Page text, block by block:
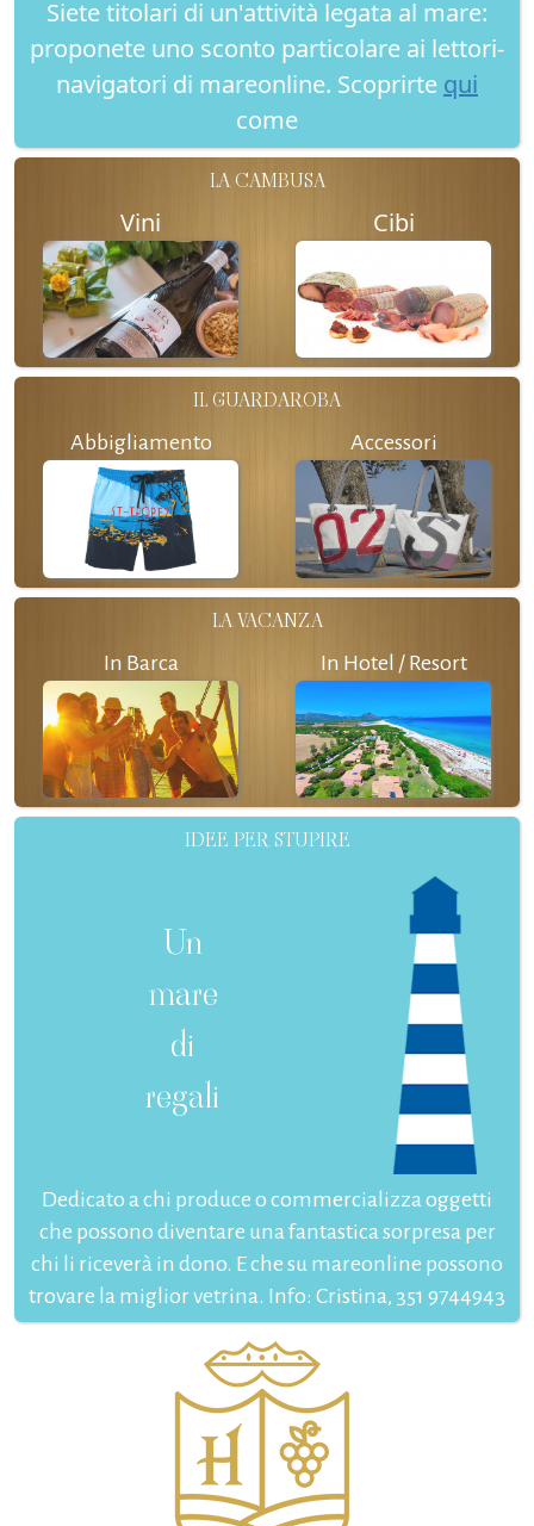
Siete titolari di un'attività legata al mare:
proponete uno sconto particolare ai lettori-
navigatori di mareonline. Scoprirte qui
come
LA CAMBUSA
Vini Cibi
IL GUARDAROBA
Abbigliamento Accessori
LA VACANZA
In Barca In Hotel / Resort
IDEE PER STUPIRE
Un
mare
di
regali
Dedicato a chi produce o commercializza oggetti
che possono diventare una fantastica sorpresa per
chi li riceverà in dono. E che su mareonline possono
trovare la miglior vetrina. Info: Cristina, 351 9744943